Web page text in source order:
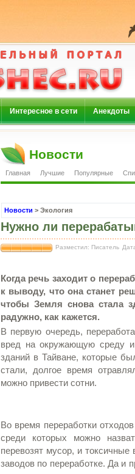
Интересное в сети Анекдоты
Новости
Главная Лучшие Популярные
Новости > Экология
Нужно ли
Разместил: Писатель
Когда речь заходит о
к выводу, что она станет
чтобы Земля снова стала
радужно, как кажется.
В первую очередь,
вред на окружающую среду
зданий в Тайване, которые
стали, долгое время
можно привести сотни.
Во время переработки
среди которых можно
перевозят мусор, и
заводов по переработке. Да и